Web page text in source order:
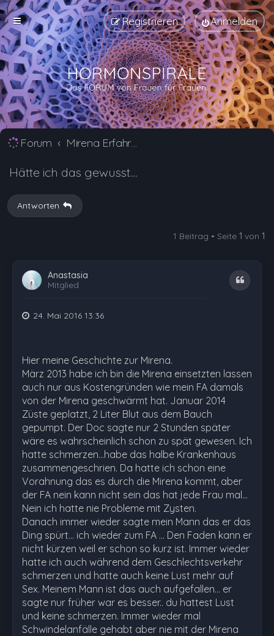
Anmelden
Registrieren
Forum Mirena Erfahrungsberichte und Nebenwirkungen
Hätte ich das gewusst....
Antworten
1 Beitrag • Seite 1 von 1
Anastasia
Mitglied
Zitat
24. Mai 2016 13:36
Hier meine Geschichte zur Mirena.
März 2013 habe ich bin die Mirena einsetzten lassen
auch nur aus Kostengründen wie mein FA damals
von der Mirena geschwärmt hat. Januar 2014
Züste geplatzt, 2 Liter Blut aus dem Bauch
gepumpt. Der Doc sagte nur 2 Stunden später
wäre es wahrscheinlich schon zu spät gewesen. Ich
hatte schmerzen...habe das halbe Krankenhaus
zusammengeschrien. Da hatte ich schon eine
Vorahnung das es durch die Mirena kommt, aber
der FA nein kann nicht sein das hat jede Frau mal...
Nein ich hatte nie Probleme mit Zysten.
Danach immer wieder sagte mein Mann das er das
Ding spürt... ich wieder zum FA ... Den Faden kann er
nicht kürzen weil er schon so kurz ist. Immer wieder
hatte ich auch während dem Geschlechtsverkehr
schmerzen und hatte auch keine Lust mehr auf
Sex. Meinem Mann ist das auch aufgefallen... er
sagte nur früher war es besser.. du hattest Lust
und keine schmerzen. Immer wieder mal
Schwindelanfälle gehabt aber nie mit der Mirena